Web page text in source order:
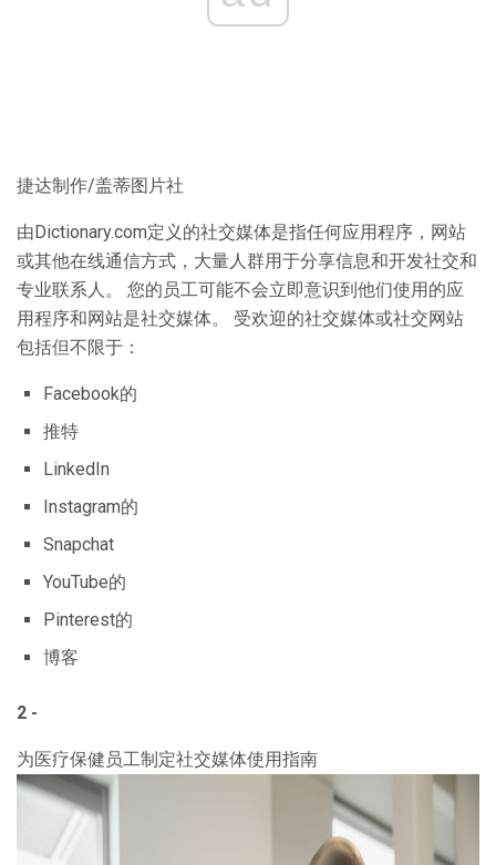
捷达制作/盖蒂图片社
由Dictionary.com定义的社交媒体是指任何应用程序，网站
或其他在线通信方式，大量人群用于分享信息和开发社交和
专业联系人。 您的员工可能不会立即意识到他们使用的应
用程序和网站是社交媒体。 受欢迎的社交媒体或社交网站
包括但不限于：
Facebook的
推特
LinkedIn
Instagram的
Snapchat
YouTube的
Pinterest的
博客
2 -
为医疗保健员工制定社交媒体使用指南